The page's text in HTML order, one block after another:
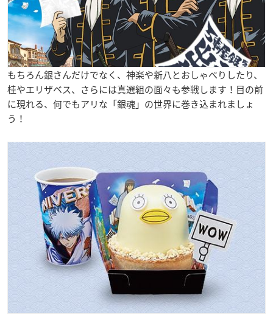
もちろん銀さんだけでなく、神楽や新八とおしゃべりしたり、
桂やエリザベス、さらには真選組の面々も参戦します！目の前
に現れる、何でもアリな「銀魂」の世界に巻き込まれましょ
う！